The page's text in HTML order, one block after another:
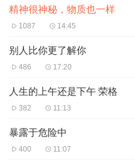
精神很神秘，物质也一样
1087 14:45
别人比你更了解你
486 17:20
人生的上午还是下午 荣格
382 11:13
暴露于危险中
400 11:07